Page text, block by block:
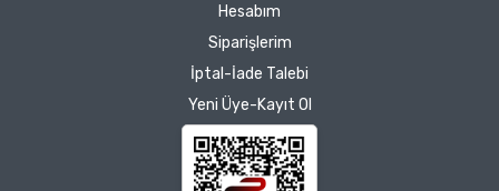
Hesabım
Siparişlerim
İptal-İade Talebi
Yeni Üye-Kayıt Ol